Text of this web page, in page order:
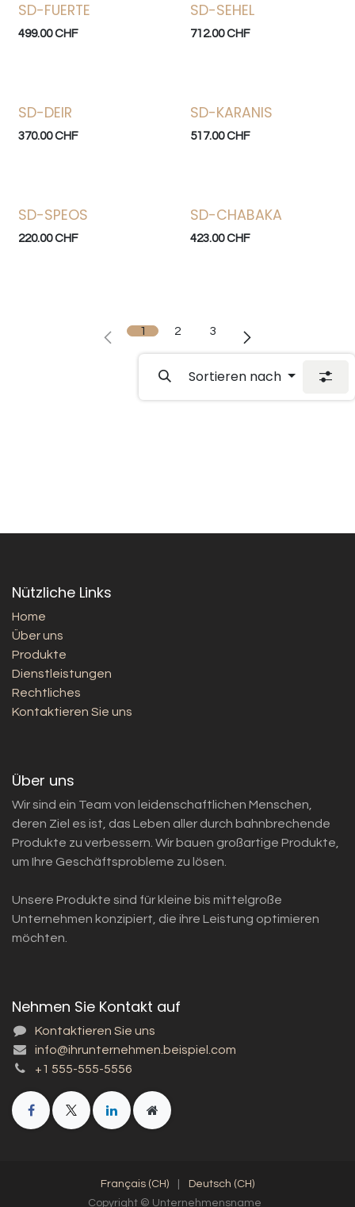
SD-FUERTE
499.00CHF
SD-SEHEL
712.00CHF
SD-DEIR
370.00CHF
SD-KARANIS
517.00CHF
SD-SPEOS
220.00CHF
SD-CHABAKA
423.00CHF
1 2 3
Sortieren nach
Nützliche Links
Home
Über uns
Produkte
Dienstleistungen
Rechtliches
Kontaktieren Sie uns
Über uns
Wir sind ein Team von leidenschaftlichen Menschen,
deren Ziel es ist, das Leben aller durch bahnbrechende
Produkte zu verbessern. Wir bauen großartige Produkte,
um Ihre Geschäftsprobleme zu lösen.
Unsere Produkte sind für kleine bis mittelgroße
Unternehmen konzipiert, die ihre Leistung optimieren
möchten.
Nehmen Sie Kontakt auf
Kontaktieren Sie uns
info@ihrunternehmen.beispiel.com
+1 555-555-5556
Copyright © Unternehmensname
Français (CH) Deutsch (CH)